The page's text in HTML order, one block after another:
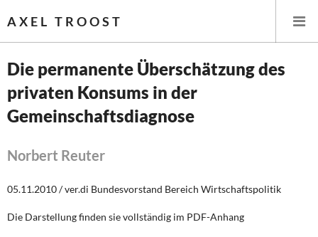
AXEL TROOST
Startseite
Leitlinien linker Wirtschafts- und Finanzpolitik
Wirtschaftspolitik
Die permanente Überschätzung des
privaten Konsums in der
Gemeinschaftsdiagnose
Norbert Reuter
05.11.2010 / ver.di Bundesvorstand Bereich Wirtschaftspolitik
Die Darstellung finden sie vollständig im PDF-Anhang